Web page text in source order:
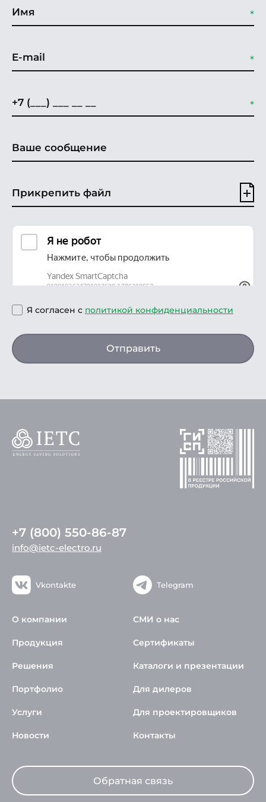
Прикрепить файл
Я согласен с политикой конфиденциальности
Отправить
+7 (800) 550-86-87
info@ietc-electro.ru
Vkontakte Telegram
О компании
Продукция
Решения
Портфолио
Услуги
Новости
СМИ о нас
Сертификаты
Каталоги и презентации
Для дилеров
Для проектировщиков
Контакты
Обратная связь